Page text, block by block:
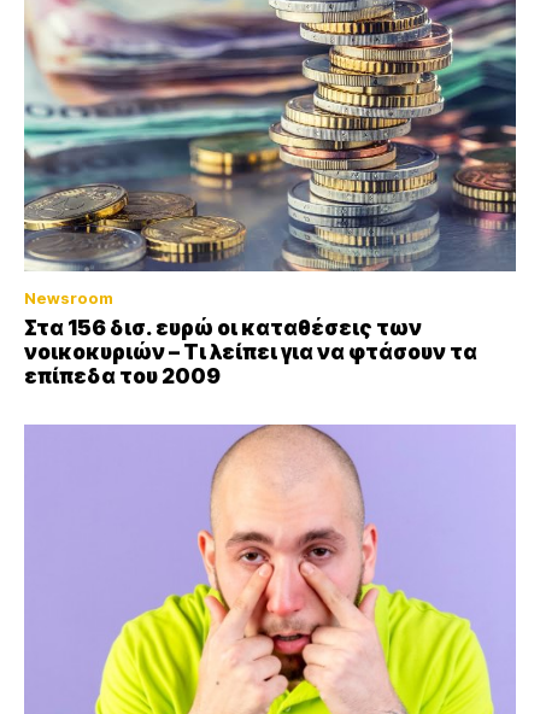
Newsroom
Στα 156 δισ. ευρώ οι καταθέσεις των
νοικοκυριών – Τι λείπει για να φτάσουν τα
επίπεδα του 2009